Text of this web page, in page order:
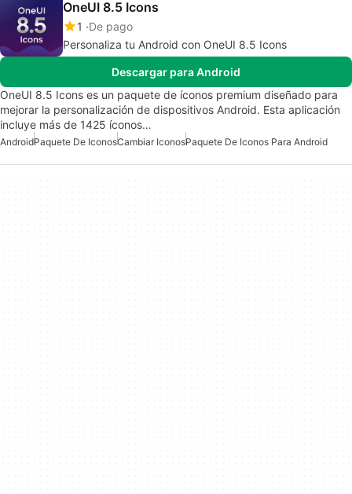
OneUI 8.5 Icons
1
De pago
Personaliza tu Android con OneUI 8.5 Icons
Descargar para Android
OneUI 8.5 Icons es un paquete de íconos premium diseñado para
mejorar la personalización de dispositivos Android. Esta aplicación
incluye más de 1425 íconos…
AndroidPaquete De IconosCambiar IconosPaquete De Iconos Para Android